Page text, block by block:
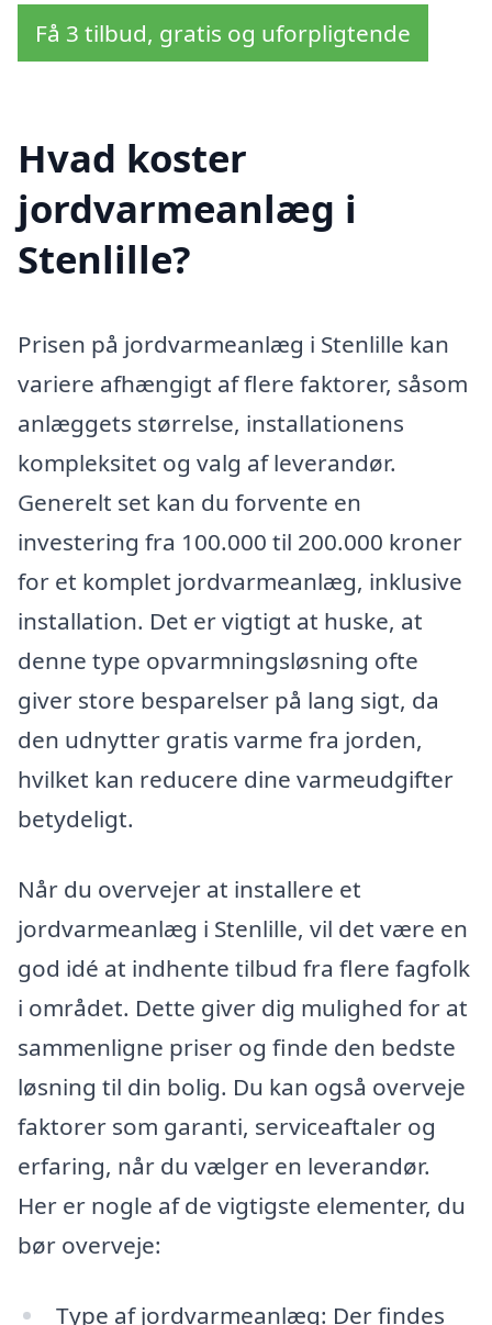
Få 3 tilbud, gratis og uforpligtende
Hvad koster
jordvarmeanlæg i
Stenlille?
Prisen på jordvarmeanlæg i Stenlille kan
variere afhængigt af flere faktorer, såsom
anlæggets størrelse, installationens
kompleksitet og valg af leverandør.
Generelt set kan du forvente en
investering fra 100.000 til 200.000 kroner
for et komplet jordvarmeanlæg, inklusive
installation. Det er vigtigt at huske, at
denne type opvarmningsløsning ofte
giver store besparelser på lang sigt, da
den udnytter gratis varme fra jorden,
hvilket kan reducere dine varmeudgifter
betydeligt.
Når du overvejer at installere et
jordvarmeanlæg i Stenlille, vil det være en
god idé at indhente tilbud fra flere fagfolk
i området. Dette giver dig mulighed for at
sammenligne priser og finde den bedste
løsning til din bolig. Du kan også overveje
faktorer som garanti, serviceaftaler og
erfaring, når du vælger en leverandør.
Her er nogle af de vigtigste elementer, du
bør overveje:
Type af jordvarmeanlæg: Der findes